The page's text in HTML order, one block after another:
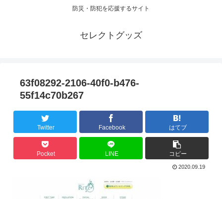
防災・防犯を応援するサイト
セレクトグッズ
63f08292-2106-40f0-b476-
55f14c70b267
Twitter Facebook はてブ
Pocket LINE コピー
2020.09.19